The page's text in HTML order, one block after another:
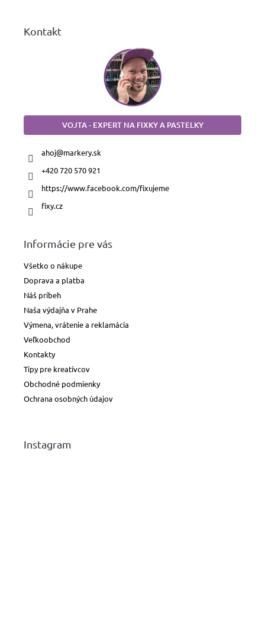
Kontakt
VOJTA - EXPERT NA FIXKY A PASTELKY
ahoj@markery.sk
+420 720 570 921
https://www.facebook.com/fixujeme
fixy.cz
Informácie pre vás
Všetko o nákupe
Doprava a platba
Náš príbeh
Naša výdajňa v Prahe
Výmena, vrátenie a reklamácia
Veľkoobchod
Kontakty
Tipy pre kreatívcov
Obchodné podmienky
Ochrana osobných údajov
Instagram